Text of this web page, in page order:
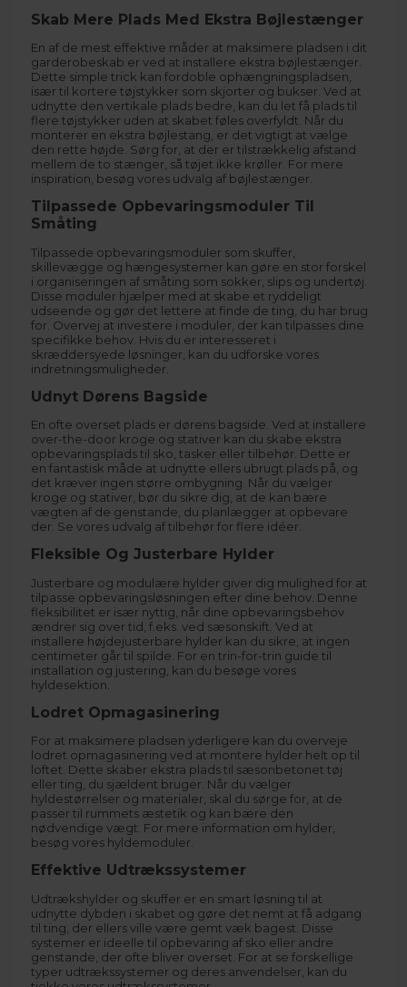
Skab Mere Plads Med Ekstra Bøjlestænger
En af de mest effektive måder at maksimere pladsen i dit
garderobeskab er ved at installere ekstra bøjlestænger.
Dette simple trick kan fordoble ophængningspladsen,
især til kortere tøjstykker som skjorter og bukser. Ved at
udnytte den vertikale plads bedre, kan du let få plads til
flere tøjstykker uden at skabet føles overfyldt. Når du
monterer en ekstra bøjlestang, er det vigtigt at vælge
den rette højde. Sørg for, at der er tilstrækkelig afstand
mellem de to stænger, så tøjet ikke krøller. For mere
inspiration, besøg vores udvalg af bøjlestænger
Tilpassede Opbevaringsmoduler Til
Småting
Tilpassede opbevaringsmoduler som skuffer,
skillevægge og hængesystemer kan gøre en stor forskel
i organiseringen af småting som sokker, slips og undertøj.
Disse moduler hjælper med at skabe et ryddeligt
udseende og gør det lettere at finde de ting, du har brug
for. Overvej at investere i moduler, der kan tilpasses dine
specifikke behov. Hvis du er interesseret i
skræddersyede løsninger, kan du udforske vores
indretningsmuligheder
Udnyt Dørens Bagside
En ofte overset plads er dørens bagside. Ved at installere
over-the-door kroge og stativer kan du skabe ekstra
opbevaringsplads til sko, tasker eller tilbehør. Dette er
en fantastisk måde at udnytte ellers ubrugt plads på, og
det kræver ingen større ombygning. Når du vælger
kroge og stativer, bør du sikre dig, at de kan bære
vægten af de genstande, du planlægger at opbevare
der. Se vores udvalg aftilbehør for flere idéer.
Fleksible Og Justerbare Hylder
Justerbare og modulære hylder giver dig mulighed for at
tilpasse opbevaringsløsningen efter dine behov. Denne
fleksibilitet er især nyttig, når dine opbevaringsbehov
ændrer sig over tid, f.eks. ved sæsonskift. Ved at
installere højdejusterbare hylder kan du sikre, at ingen
centimeter går til spilde. For en trin-for-trin guide til
installation og justering, kan du besøge vores
hyldesektion
Lodret Opmagasinering
For at maksimere pladsen yderligere kan du overveje
lodret opmagasinering ved at montere hylder helt op til
loftet. Dette skaber ekstra plads til sæsonbetonet tøj
eller ting, du sjældent bruger. Når du vælger
hyldestørrelser og materialer, skal du sørge for, at de
passer til rummets æstetik og kan bære den
nødvendige vægt. For mere information om hylder,
besøg vores hyldemoduler
Effektive Udtrækssystemer
Udtrækshylder og skuffer er en smart løsning til at
udnytte dybden i skabet og gøre det nemt at få adgang
til ting, der ellers ville være gemt væk bagest. Disse
systemer er ideelle til opbevaring af sko eller andre
genstande, der ofte bliver overset. For at se forskellige
typer udtrækssystemer og deres anvendelser, kan du